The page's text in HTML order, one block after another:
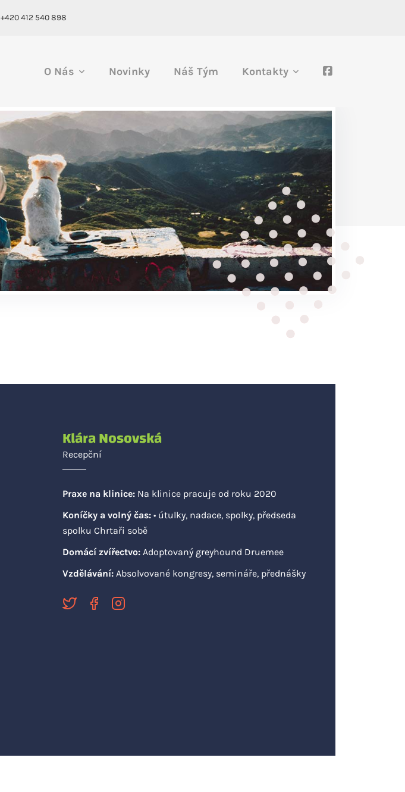
+420 412 540 898
O Nás Novinky Náš Tým Kontakty
Klára Nosovská
Recepční
Praxe na klinice: Na klinice pracuje od roku 2020
Koníčky a volný čas: • útulky, nadace, spolky, předseda
spolku Chrtaři sobě
Domácí zvířectvo: Adoptovaný greyhound Druemee
Vzdělávání: Absolvované kongresy, semináře, přednášky